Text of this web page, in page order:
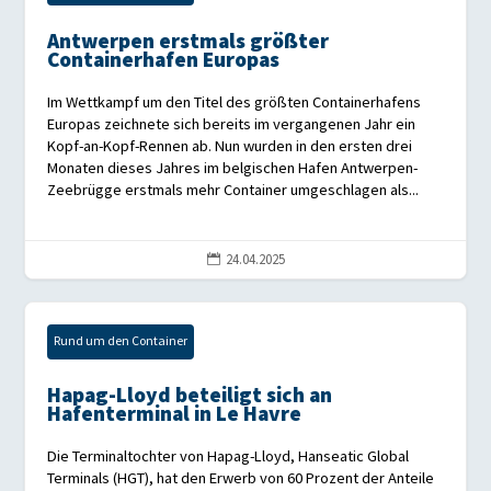
Antwerpen erstmals größter
Containerhafen Europas
Im Wettkampf um den Titel des größten Containerhafens
Europas zeichnete sich bereits im vergangenen Jahr ein
Kopf-an-Kopf-Rennen ab. Nun wurden in den ersten drei
Monaten dieses Jahres im belgischen Hafen Antwerpen-
Zeebrügge erstmals mehr Container umgeschlagen als...
 24.04.2025
Rund um den Container
Hapag-Lloyd beteiligt sich an
Hafenterminal in Le Havre
Die Terminaltochter von Hapag-Lloyd, Hanseatic Global
Terminals (HGT), hat den Erwerb von 60 Prozent der Anteile